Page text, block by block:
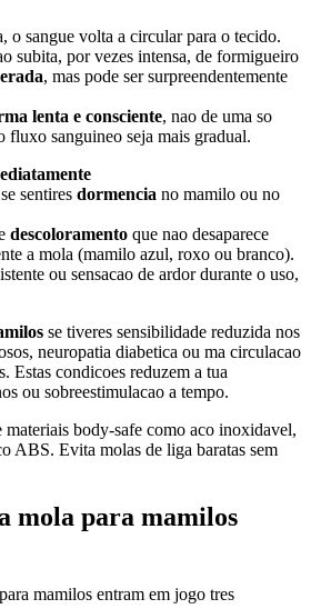
o sangue volta a circular para o tecido.
subita, por vezes intensa, de formigueiro
, mas pode ser surpreendentemente
lenta e consciente, nao de uma so
fluxo sanguineo seja mais gradual.
sentires dormencia no mamilo ou no
descoloramento que nao desaparece
a mola (mamilo azul, roxo ou branco).
ou sensacao de ardor durante o uso,
se tiveres sensibilidade reduzida nos
neuropatia diabetica ou ma circulacao
Estas condicoes reduzem a tua
ou sobreestimulacao a tempo.
materiais body-safe como aco inoxidavel,
ABS. Evita molas de liga baratas sem
mola para mamilos
mamilos entram em jogo tres